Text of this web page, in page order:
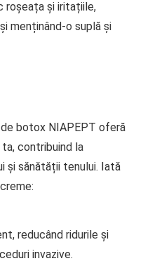
roșeața și iritațiile,
menținând-o suplă și
botox NIAPEPT oferă
contribuind la
și sănătății tenului. Iată
reducând ridurile și
invazive.